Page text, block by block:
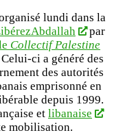
lundi dans la
par
Collectif Palestine
ci a généré des
des autorités
emprisonné en
depuis 1999.
et libanaise
mobilisation.